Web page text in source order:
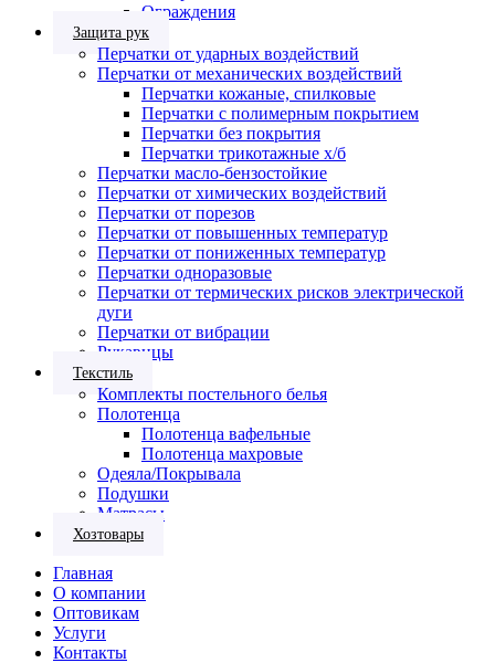
Ограждения
Защита рук
Перчатки от ударных воздействий
Перчатки от механических воздействий
Перчатки кожаные, спилковые
Перчатки с полимерным покрытием
Перчатки без покрытия
Перчатки трикотажные х/б
Перчатки масло-бензостойкие
Перчатки от химических воздействий
Перчатки от порезов
Перчатки от повышенных температур
Перчатки от пониженных температур
Перчатки одноразовые
Перчатки от термических рисков электрической
дуги
Перчатки от вибрации
Рукавицы
Текстиль
Комплекты постельного белья
Полотенца
Полотенца вафельные
Полотенца махровые
Одеяла/Покрывала
Подушки
Матрасы
Хозтовары
Главная
О компании
Оптовикам
Услуги
Контакты